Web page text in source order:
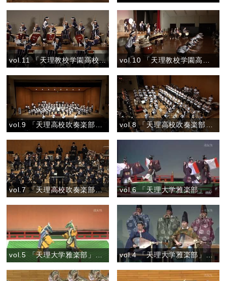
vol.11 「天理教校学園高校和太鼓部 親里」『族』
vol.9 「天理高校吹奏楽部」『テレビCMオンパレード Vol.2』 vol.8 「天理高校吹奏楽部」『お楽しみステージ ―野球応援－』
vol.7 「天理高校吹奏楽部」『マーチ 春の道を歩こう』 vol.6 「天理大学雅楽部」『舞楽 喜春楽（きしゅんらく）』
vol.4 「天理大学雅楽部」『管絃 三臺塩急』